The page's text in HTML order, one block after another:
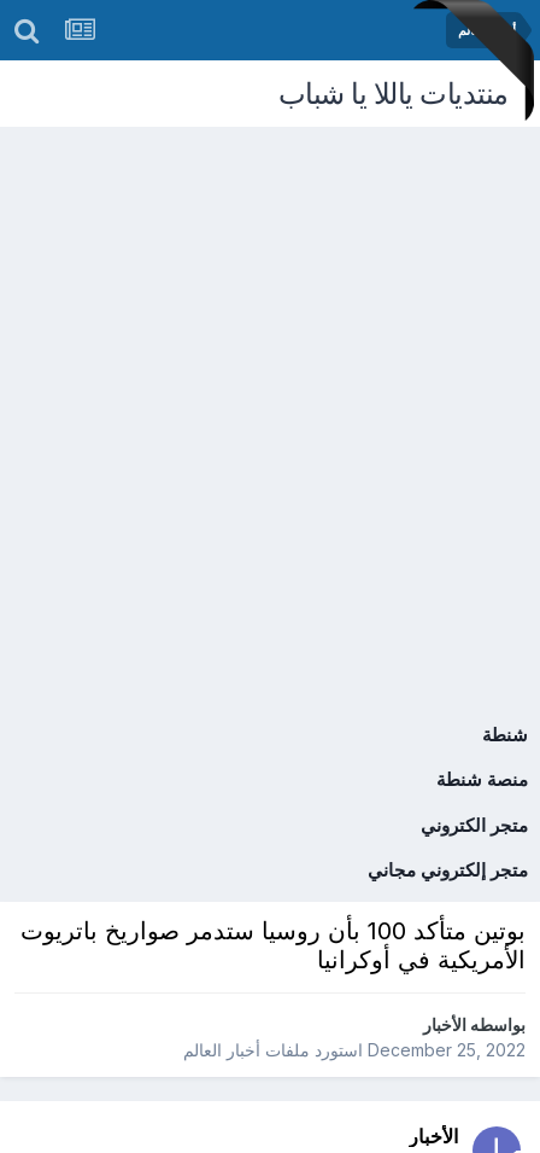
أخبار العالم
منتديات ياللا يا شباب
شنطة
منصة شنطة
متجر الكتروني
متجر إلكتروني مجاني
بوتين متأكد 100 بأن روسيا ستدمر صواريخ باتريوت
الأمريكية في أوكرانيا
بواسطهالأخبار
December 25, 2022استورد ملفات أخبار العالم
الأخبار